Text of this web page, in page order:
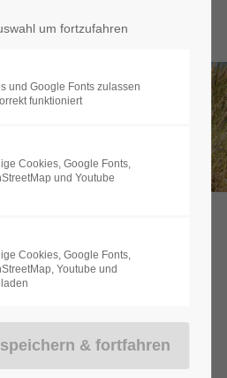
genügt oft nicht. Den Rest
kann zum Pflegefall werden - Sie
um fortzufahren
und Google Fonts zulassen
funktioniert
Cookies, Google Fonts,
und Youtube
Cookies, Google Fonts,
Youtube und